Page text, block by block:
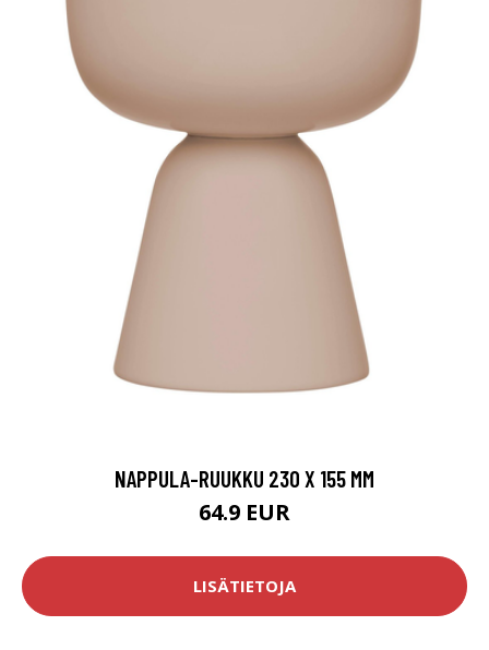
NAPPULA-RUUKKU 230 X 155 MM
64.9 EUR
LISÄTIETOJA